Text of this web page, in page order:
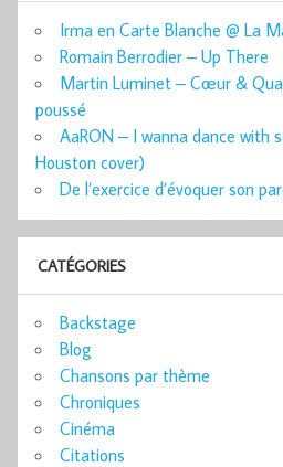
Irma en Carte Blanche @ La
Romain Berrodier – Up There
Martin Luminet – Cœur &
poussé
AaRON – I wanna dance with
Houston cover)
De l’exercice d’évoquer son
CATÉGORIES
Backstage
Blog
Chansons par thème
Chroniques
Cinéma
Citations